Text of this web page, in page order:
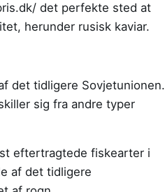
det perfekte sted at
herunder rusisk kaviar.
det tidligere Sovjetunionen.
sig fra andre typer
eftertragtede fiskearter i
af det tidligere